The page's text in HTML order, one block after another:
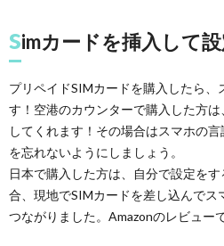
simカードを挿入して設
プリペイドSIMカードを購入したら、
す！空港のカウンターで購入した方
してくれます！その場合はスマホの
を忘れないようにしましょう。
日本で購入した方は、自分で設定を
合、現地でSIMカードを差し込んでス
つながりました。Amazonのレビュー